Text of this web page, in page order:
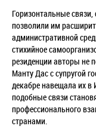
Горизонтальные
позволили им
административной
стихийное
резиденции авторы не
Манту Дас с супругой
декабре навещала их
подобные связи
профессионального
странами.